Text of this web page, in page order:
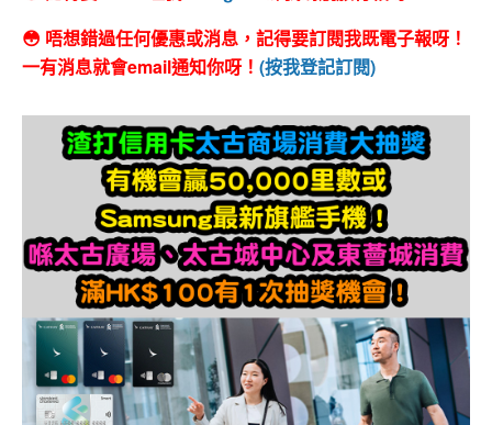
😳 唔想錯過任何優惠或消息，記得要訂閱我既電子報呀！
一有消息就會email通知你呀！ (按我登記訂閱)